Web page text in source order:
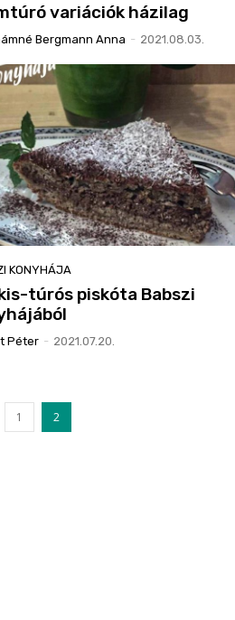
variációk házilag
Bergmann Anna - 2021.08.03.
KONYHÁJA
túrós piskóta Babszi
Péter - 2021.07.20.
1 2